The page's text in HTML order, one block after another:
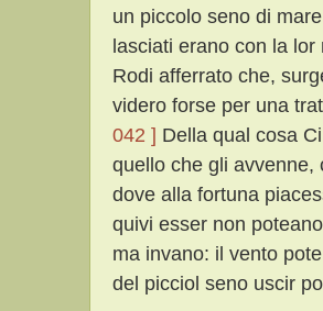
un piccolo seno di
lasciati erano con la
Rodi afferrato che,
videro forse per una
042 ] Della qual cosa
quello che gli avvenne,
dove alla fortuna
quivi esser non
ma invano: il vento
del picciol seno uscir